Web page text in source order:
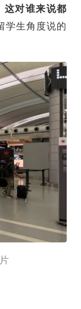
这对谁来说都
学生角度说的